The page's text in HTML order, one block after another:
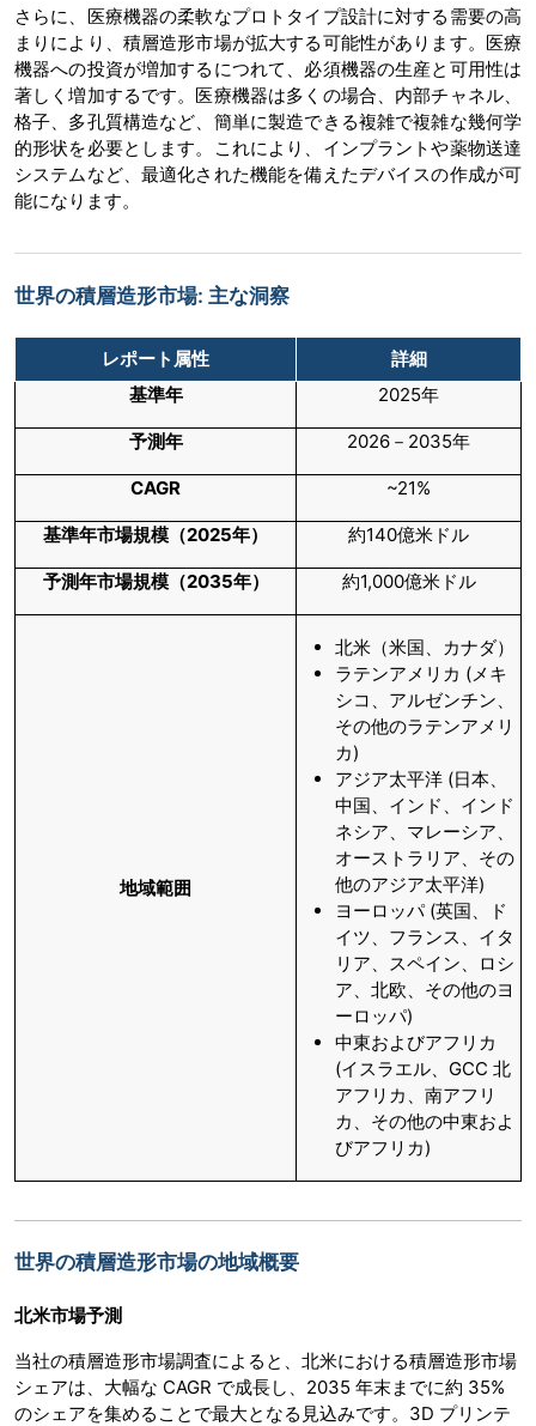
さらに、医療機器の柔軟なプロトタイプ設計に対する需要の高
まりにより、積層造形市場が拡大する可能性があります。医療
機器への投資が増加するにつれて、必須機器の生産と可用性は
著しく増加するです。医療機器は多くの場合、内部チャネル、
格子、多孔質構造など、簡単に製造できる複雑で複雑な幾何学
的形状を必要とします。これにより、インプラントや薬物送達
システムなど、最適化された機能を備えたデバイスの作成が可
能になります。
世界の積層造形市場: 主な洞察
レポート属性
詳細
基準年
2025年
予測年 2026－2035年
CAGR ~21%
基準年市場規模（2025年） 約140億米ドル
予測年市場規模（2035年） 約1,000億米ドル
地域範囲
北米（米国、カナダ）
ラテンアメリカ (メキ
シコ、アルゼンチン、
その他のラテンアメリ
カ)
アジア太平洋 (日本、
中国、インド、インド
ネシア、マレーシア、
オーストラリア、その
他のアジア太平洋)
ヨーロッパ (英国、ド
イツ、フランス、イタ
リア、スペイン、ロシ
ア、北欧、その他のヨ
ーロッパ)
中東およびアフリカ
(イスラエル、GCC 北
アフリカ、南アフリ
カ、その他の中東およ
びアフリカ)
世界の積層造形市場の地域概要
北米市場予測
当社の積層造形市場調査によると、北米における積層造形市場
シェアは、大幅な CAGR で成長し、2035 年末までに約 35%
のシェアを集めることで最大となる見込みです。3D プリンテ